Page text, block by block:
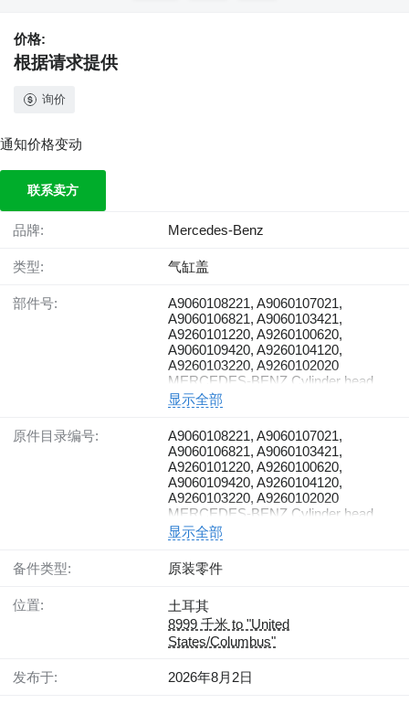
价格:
根据请求提供
询价
通知价格变动
联系卖方
品牌: Mercedes-Benz
类型: 气缸盖
部件号:
A9060108221, A9060107021,
A9060106821, A9060103421,
A9260101220, A9260100620,
A9060109420, A9260104120,
A9260103220, A9260102020
MERCEDES-BENZ Cylinder head
显示全部
原件目录编号:
A9060108221, A9060107021,
A9060106821, A9060103421,
A9260101220, A9260100620,
A9060109420, A9260104120,
A9260103220, A9260102020
MERCEDES-BENZ Cylinder head
显示全部
备件类型: 原装零件
位置:
土耳其
8999 千米 to "United
States/Columbus"
发布于: 2026年8月2日